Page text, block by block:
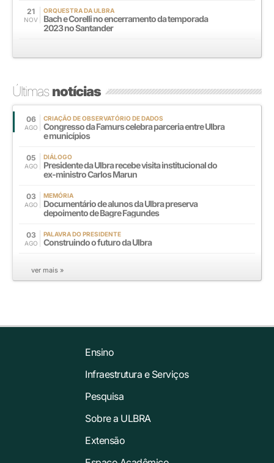
21
NOV
ORQUESTRA DA ULBRA
Bach e Corelli no encerramento da temporada
2023 no Santander
Últimasnotícias
06
AGO
CRIAÇÃO DE OBSERVATÓRIO DE DADOS
Congresso da Famurs celebra parceria entre Ulbra
e municípios
05
AGO
DIÁLOGO
Presidente da Ulbra recebe visita institucional do
ex-ministro Carlos Marun
03
AGO
MEMÓRIA
Documentário de alunos da Ulbra preserva
depoimento de Bagre Fagundes
03
AGO
PALAVRA DO PRESIDENTE
Construindo o futuro da Ulbra
ver mais »
Ensino
Infraestrutura e Serviços
Pesquisa
Sobre a ULBRA
Extensão